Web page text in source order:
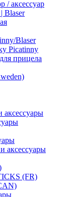
/ аксессуар
Blaser
Blaser
Picatinny
прицела
аксессуары
(FR)